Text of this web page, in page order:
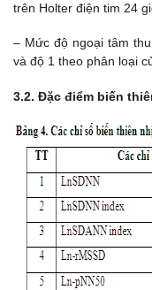
trên Holter điện tim 24
– Mức độ ngoại tâm
và độ 1 theo phân loại
3.2. Đặc điểm biến